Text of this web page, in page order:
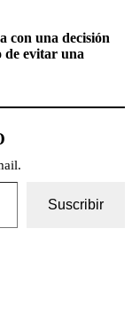
con una decisión
de evitar una
Suscribir